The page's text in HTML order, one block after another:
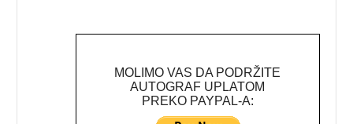
MOLIMO VAS DA PODRŽITE
AUTOGRAF UPLATOM
PREKO PAYPAL-A: